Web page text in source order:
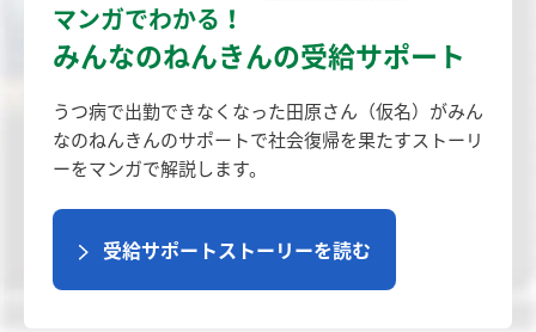
マンガでわかる！
みんなのねんきんの受給サポート
うつ病で出勤できなくなった田原さん（仮名）がみん
なのねんきんのサポートで社会復帰を果たすストーリ
ーをマンガで解説します。
受給サポートストーリーを読む